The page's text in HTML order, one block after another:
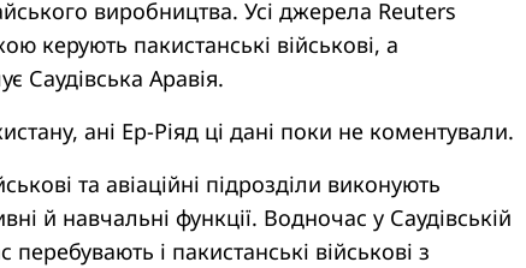
виробництва. Усі джерела Reuters
керують пакистанські військові, а
Саудівська Аравія.
ані Ер-Ріяд ці дані поки не коментували.
та авіаційні підрозділи виконують
й навчальні функції. Водночас у Саудівській
і пакистанські військові з